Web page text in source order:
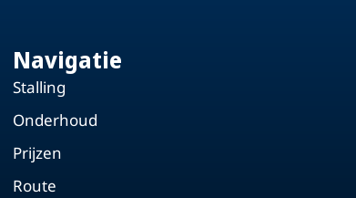
Navigatie
Stalling
Onderhoud
Prijzen
Route